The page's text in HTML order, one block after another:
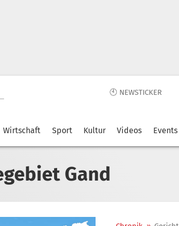
🕙 NEWSTICKER
Wirtschaft Sport Kultur Videos Events
Gand